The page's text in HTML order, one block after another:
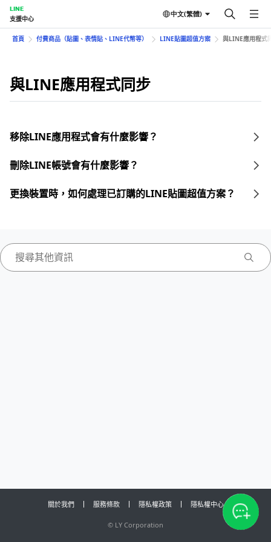
LINE
支援中心
中文(繁體)
首頁 付費商品（貼圖、表情貼、LINE代幣等） LINE貼圖超值方案 與LINE應用程式
與LINE應用程式同步
移除LINE應用程式會有什麼影響？
刪除LINE帳號會有什麼影響？
更換裝置時，如何處理已訂購的LINE貼圖超值方案？
關於我們 服務條款 隱私權政策 隱私權中心
© LY Corporation